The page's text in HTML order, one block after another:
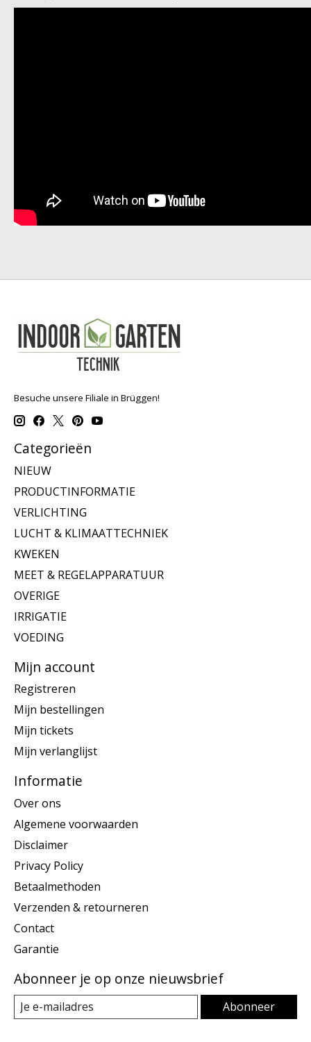
Besuche unsere Filiale in Brüggen!
Categorieën
NIEUW
PRODUCTINFORMATIE
VERLICHTING
LUCHT & KLIMAATTECHNIEK
KWEKEN
MEET & REGELAPPARATUUR
OVERIGE
IRRIGATIE
VOEDING
Mijn account
Registreren
Mijn bestellingen
Mijn tickets
Mijn verlanglijst
Informatie
Over ons
Algemene voorwaarden
Disclaimer
Privacy Policy
Betaalmethoden
Verzenden & retourneren
Contact
Garantie
Abonneer je op onze nieuwsbrief
Abonneer